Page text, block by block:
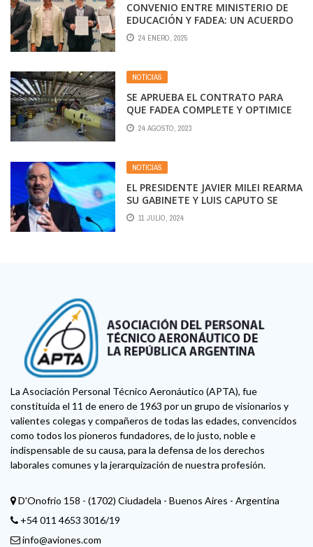
CONVENIO ENTRE MINISTERIO DE
EDUCACIÓN Y FADEA: UN ACUERDO
QUE MEJORA A LA EDUCACIÓN
TÉCNICA
24 ENERO, 2025
NOTICIAS
SE APRUEBA EL CONTRATO PARA
QUE FADEA COMPLETE Y OPTIMICE
LA FLOTA DE IA-63 PAMPA DE LA
FUERZA AÉREA ARGENTINA
24 AGOSTO, 2023
NOTICIAS
EL PRESIDENTE JAVIER MILEI REARMA
SU GABINETE Y LUIS CAPUTO SE
QUEDA CON EL CONTROL DE LAS
PRIVATIZACIONES
11 JULIO, 2024
La Asociación Personal Técnico Aeronáutico (APTA), fue
constituida el 11 de enero de 1963 por un grupo de visionarios y
valientes colegas y compañeros de todas las edades, convencidos
como todos los pioneros fundadores, de lo justo, noble e
indispensable de su causa, para la defensa de los derechos
laborales comunes y la jerarquización de nuestra profesión.
D'Onofrio 158 - (1702) Ciudadela - Buenos Aires - Argentina
+54 011 4653 3016/19
info@aviones.com